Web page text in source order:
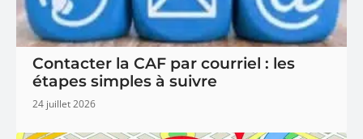
Contacter la CAF par courriel : les
étapes simples à suivre
24 juillet 2026